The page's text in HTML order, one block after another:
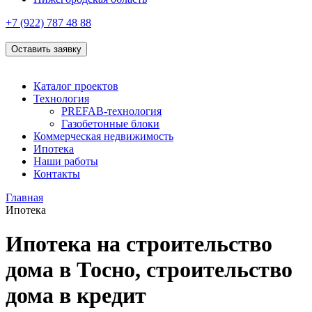
+7 (922) 787 48 88
Оставить заявку
Каталог проектов
Технология
PREFAB-технология
Газобетонные блоки
Коммерческая недвижимость
Ипотека
Наши работы
Контакты
Главная
Ипотека
Ипотека на строительство
дома в Тосно, строительство
дома в кредит